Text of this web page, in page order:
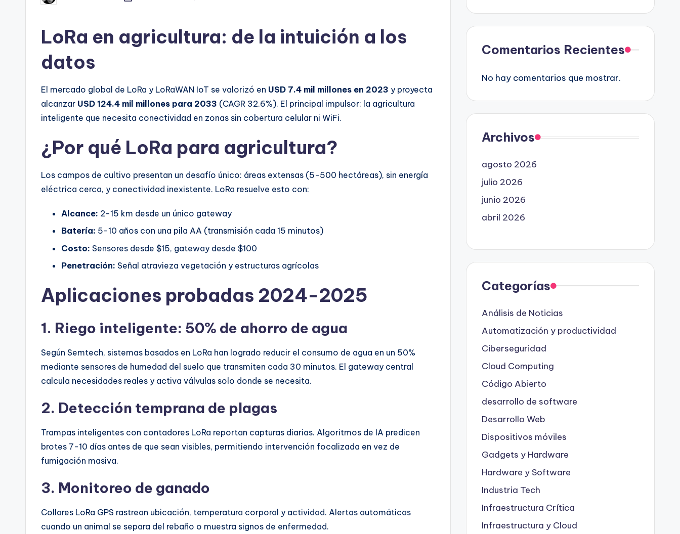
por
LoRa en agricultura: de la intuición a los
datos
El mercado global de LoRa y LoRaWAN IoT se valorizó en USD 7.4 mil millones en 2023 y proyecta
alcanzar USD 124.4 mil millones para 2033 (CAGR 32.6%). El principal impulsor: la agricultura
inteligente que necesita conectividad en zonas sin cobertura celular ni WiFi.
¿Por qué LoRa para agricultura?
Los campos de cultivo presentan un desafío único: áreas extensas (5-500 hectáreas), sin energía
eléctrica cerca, y conectividad inexistente. LoRa resuelve esto con:
Alcance: 2-15 km desde un único gateway
Batería: 5-10 años con una pila AA (transmisión cada 15 minutos)
Costo: Sensores desde $15, gateway desde $100
Penetración: Señal atravieza vegetación y estructuras agrícolas
Aplicaciones probadas 2024-2025
1. Riego inteligente: 50% de ahorro de agua
Según Semtech, sistemas basados en LoRa han logrado reducir el consumo de agua en un 50%
mediante sensores de humedad del suelo que transmiten cada 30 minutos. El gateway central
calcula necesidades reales y activa válvulas solo donde se necesita.
2. Detección temprana de plagas
Trampas inteligentes con contadores LoRa reportan capturas diarias. Algoritmos de IA predicen
brotes 7-10 días antes de que sean visibles, permitiendo intervención focalizada en vez de
fumigación masiva.
3. Monitoreo de ganado
Collares LoRa GPS rastrean ubicación, temperatura corporal y actividad. Alertas automáticas
cuando un animal se separa del rebaño o muestra signos de enfermedad.
Comentarios Recientes
No hay comentarios que mostrar.
Archivos
agosto 2026
julio 2026
junio 2026
abril 2026
Categorías
Análisis de Noticias
Automatización y productividad
Ciberseguridad
Cloud Computing
Código Abierto
desarrollo de software
Desarrollo Web
Dispositivos móviles
Gadgets y Hardware
Hardware y Software
Industria Tech
Infraestructura Crítica
Infraestructura y Cloud